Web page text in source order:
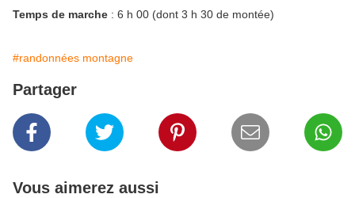
Temps de marche : 6 h 00 (dont 3 h 30 de montée)
#randonnées montagne
Partager
Vous aimerez aussi